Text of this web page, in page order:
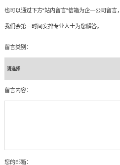
也可以通过下方“站内留言”信箱为企一公司留言，
我们会第一时间安排专业人士为您解答。
留言类别：
留言内容：
您的邮箱：